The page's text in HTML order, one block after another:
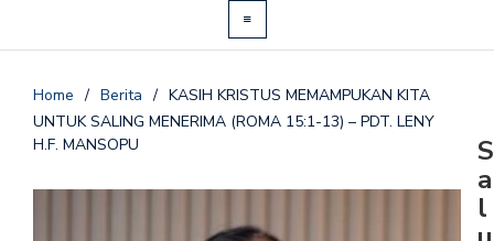
Home / Berita / KASIH KRISTUS MEMAMPUKAN KITA
UNTUK SALING MENERIMA (ROMA 15:1-13) – PDT. LENY
H.F. MANSOPU
S
a
l